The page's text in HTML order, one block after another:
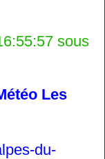
sous
Les
du-